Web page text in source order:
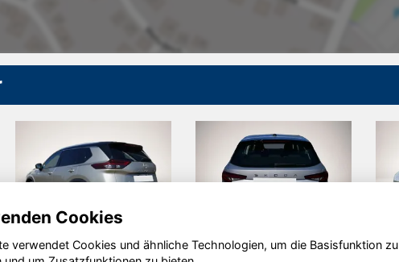
Cookies
verwendet Cookies und ähnliche Technologien, um die Basisfunktion zu